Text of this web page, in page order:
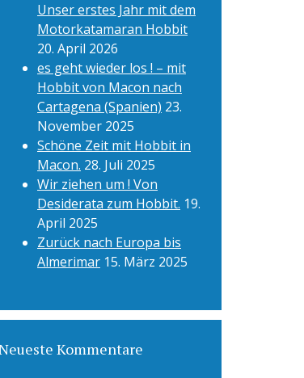
Unser erstes Jahr mit dem
Motorkatamaran Hobbit
20. April 2026
es geht wieder los ! – mit
Hobbit von Macon nach
Cartagena (Spanien) 23.
November 2025
Schöne Zeit mit Hobbit in
Macon. 28. Juli 2025
Wir ziehen um ! Von
Desiderata zum Hobbit. 19.
April 2025
Zurück nach Europa bis
Almerimar 15. März 2025
Kommentare